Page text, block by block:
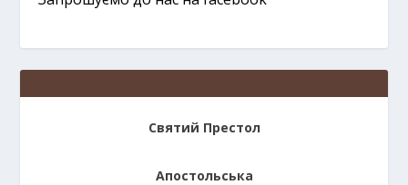
Святий Престол
Апостольська